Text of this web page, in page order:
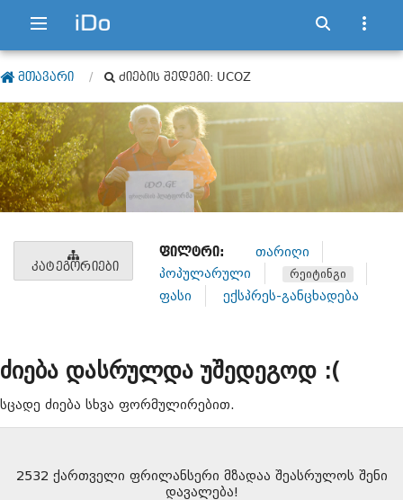
ᲛᲗᲐᲕᲐᲠᲘ ᲫᲘᲔᲑᲘᲡ ᲨᲔᲓᲔᲒᲘ: UCOZ
ᲙᲐᲢᲔᲒᲝᲠᲘᲔᲑᲘ
ᲤᲘᲚᲢᲠᲘ:
თარიღი
პოპულარული
რეიტინგი
ფასი ექსპრეს-განცხადება
ძიება დასრულდა უშედეგოდ :(
სცადე ძიება სხვა ფორმულირებით.
2532 ქართველი ფრილანსერი მზადაა შეასრულოს შენი
დავალება!